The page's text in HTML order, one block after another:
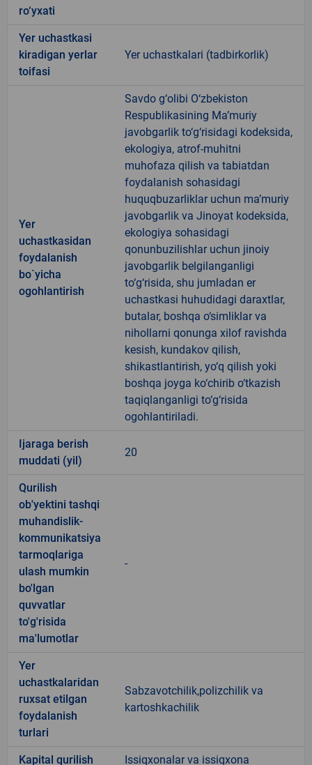
ro‘yxati
Yer uchastkasi
kiradigan yerlar
toifasi
Yer uchastkalari (tadbirkorlik)
Yer
uchastkasidan
foydalanish
bo`yicha
ogohlantirish
Savdo g‘olibi O‘zbekiston
Respublikasining Ma’muriy
javobgarlik to‘g‘risidagi kodeksida,
ekologiya, atrof-muhitni
muhofaza qilish va tabiatdan
foydalanish sohasidagi
huquqbuzarliklar uchun ma’muriy
javobgarlik va Jinoyat kodeksida,
ekologiya sohasidagi
qonunbuzilishlar uchun jinoiy
javobgarlik belgilanganligi
to‘g‘risida, shu jumladan er
uchastkasi huhudidagi daraxtlar,
butalar, boshqa o‘simliklar va
nihollarni qonunga xilof ravishda
kesish, kundakov qilish,
shikastlantirish, yo‘q qilish yoki
boshqa joyga ko‘chirib o‘tkazish
taqiqlanganligi to‘g‘risida
ogohlantiriladi.
Ijaraga berish
muddati (yil)
20
Qurilish
ob'yektini tashqi
muhandislik-
kommunikatsiya
tarmoqlariga
ulash mumkin
bo'lgan
quvvatlar
to'g'risida
ma'lumotlar
-
Yer
uchastkalaridan
ruxsat etilgan
foydalanish
turlari
Sabzavotchilik,polizchilik va
kartoshkachilik
Kapital qurilish Issiqxonalar va issiqxona